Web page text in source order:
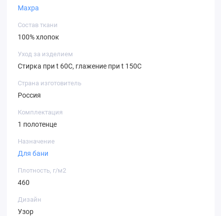
Махра
Состав ткани
100% хлопок
Уход за изделием
Стирка при t 60С, глажение при t 150C
Страна изготовитель
Россия
Комплектация
1 полотенце
Назначение
Для бани
Плотность, г/м2
460
Дизайн
Узор